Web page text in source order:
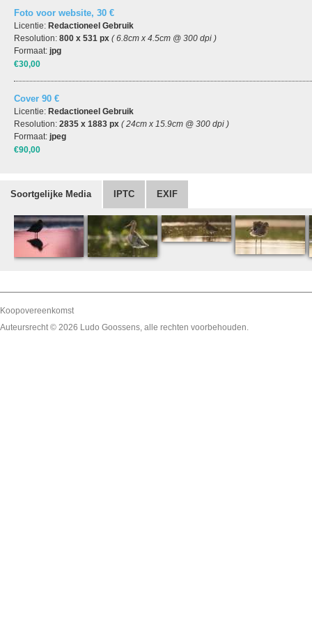
Foto voor website, 30 €
Licentie: Redactioneel Gebruik
Resolution: 800 x 531 px ( 6.8cm x 4.5cm @ 300 dpi )
Formaat: jpg
€30,00
Cover 90 €
Licentie: Redactioneel Gebruik
Resolution: 2835 x 1883 px ( 24cm x 15.9cm @ 300 dpi )
Formaat: jpeg
€90,00
Soortgelijke Media IPTC EXIF
Koopovereenkomst
Auteursrecht © 2026 Ludo Goossens, alle rechten voorbehouden.